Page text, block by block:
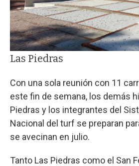
Las Piedras
Con una sola reunión con 11
este fin de semana, los demás
Piedras y los integrantes del
Nacional del turf se preparan
se avecinan en julio.
Tanto Las Piedras como el San